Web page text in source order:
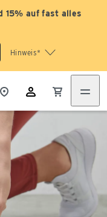
15% auf fast alles
Hinweis*